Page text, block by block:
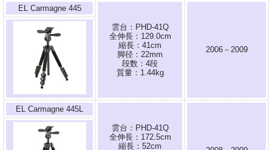
EL Carmagne 445
雲台：PHD-41Q
全伸長：129.0cm
縮長：41cm
脚径：22mm
段数：4段
質量：1.44kg
2006－2009
EL Carmagne 445L
雲台：PHD-41Q
全伸長：172.5cm
縮長：52cm